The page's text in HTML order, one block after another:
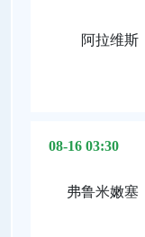
阿拉维斯
08-16 03:30
弗鲁米嫩塞